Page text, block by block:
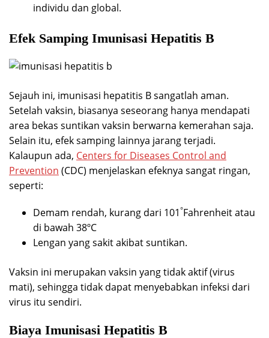
individu dan global.
Efek Samping Imunisasi Hepatitis B
Sejauh ini, imunisasi hepatitis B sangatlah aman.
Setelah vaksin, biasanya seseorang hanya mendapati
area bekas suntikan vaksin berwarna kemerahan saja.
Selain itu, efek samping lainnya jarang terjadi.
Kalaupun ada, Centers for Diseases Control and
Prevention (CDC) menjelaskan efeknya sangat ringan,
seperti:
Demam rendah, kurang dari 101°Fahrenheit atau
di bawah 38ºC
Lengan yang sakit akibat suntikan.
Vaksin ini merupakan vaksin yang tidak aktif (virus
mati), sehingga tidak dapat menyebabkan infeksi dari
virus itu sendiri.
Biaya Imunisasi Hepatitis B